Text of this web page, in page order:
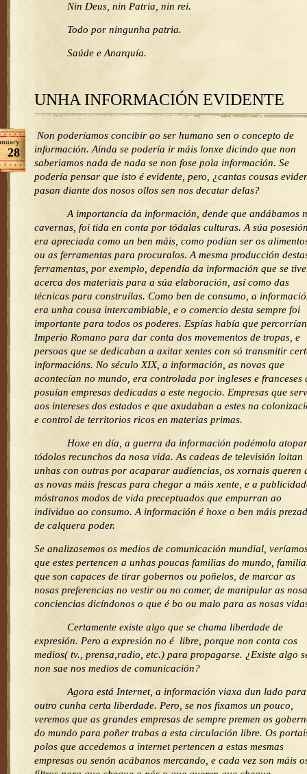
Nin Deus, nin Patria, nin rei.
Todo por ningunha patria.
Saúde e Anarquía.
UNHA INFORMACIÓN EVIDENTE
28
Non poderíamos concibir ao ser humano sen o concepto de
información. Aínda se podería ir máis lonxe dicindo que non
saberiamos nada de nada se non fose pola información. Se
podería pensar que isto é evidente, pero, ¿cantas cousas
pasan diante dos nosos ollos sen nos decatar delas?
A importancia da información, dende que andábamos
cavernas, foi tida en conta por tódalas culturas. A súa
era apreciada como un ben máis, como podían ser os
ou as ferramentas para procuralos. A mesma producción
ferramentas, por exemplo, dependía da información que se
acerca dos materiais para a súa elaboración, así como das
técnicas para construílas. Como ben de consumo, a
era unha cousa intercambiable, e o comercio desta sempre foi
importante para todos os poderes. Espías había que
Imperio Romano para dar conta dos movementos de tropas, e
persoas que se dedicaban a axitar xentes con só transmitir
informacións. No século XIX, a información, as novas que
acontecían no mundo, era controlada por ingleses e franceses
posuían empresas dedicadas a este negocio. Empresas que
aos intereses dos estados e que axudaban a estes na
e control de territorios ricos en materias primas.
Hoxe en día, a guerra da información podémola
tódolos recunchos da nosa vida. As cadeas de televisión loitan
unhas con outras por acaparar audiencias, os xornais queren
as novas máis frescas para chegar a máis xente, e a
móstranos modos de vida preceptuados que empurran ao
individuo ao consumo. A información é hoxe o ben máis
de calquera poder.
Se analizasemos os medios de comunicación mundial,
que estes pertencen a unhas poucas familias do mundo,
que son capaces de tirar gobernos ou poñelos, de marcar as
nosas preferencias no vestir ou no comer, de manipular as
conciencias dicíndonos o que é bo ou malo para as nosas
Certamente existe algo que se chama liberdade de
expresión. Pero a expresión no é libre, porque non conta cos
medios( tv., prensa,radio, etc.) para propagarse. ¿Existe algo
non sae nos medios de comunicación?
Agora está Internet, a información viaxa dun lado para
outro cunha certa liberdade. Pero, se nos fixamos un pouco,
veremos que as grandes empresas de sempre premen os
do mundo para poñer trabas a esta circulación libre. Os
polos que accedemos a internet pertencen a estas mesmas
empresas ou senón acábanos mercando, e cada vez son máis